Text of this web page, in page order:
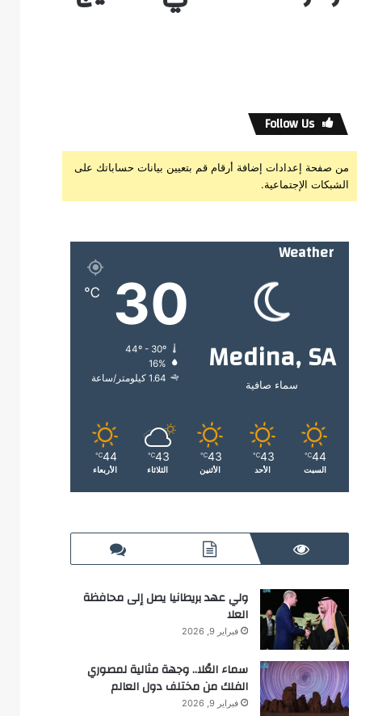
Follow Us
من صفحة إعدادات إضافة أرقام قم بتعيين بيانات حساباتك على
الشبكات الإجتماعية.
Weather
Medina, SA
سماء صافية
30
℃
44º - 30º
16%
1.64 كيلومتر/ساعة
44
℃
السبت
43
℃
الأحد
43
℃
الأثنين
43
℃
الثلاثاء
44
℃
الأربعاء
ولي عهد بريطانيا يصل إلى محافظة
العلا
فبراير 9, 2026
سماء العُلا.. وجهة مثالية لمصوري
الفلك من مختلف دول العالم
فبراير 9, 2026